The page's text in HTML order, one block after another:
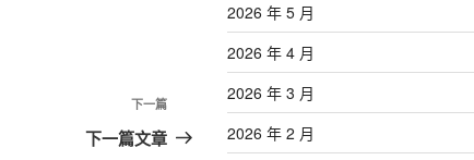
下
一
下一篇
下一篇文章
2026 年 5 月
2026 年 4 月
2026 年 3 月
2026 年 2 月